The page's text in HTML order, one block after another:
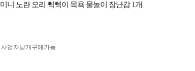
미니 노란 오리 삑삑이 목욕 물놀이 장난감 1개
사업자 낱개구매가능